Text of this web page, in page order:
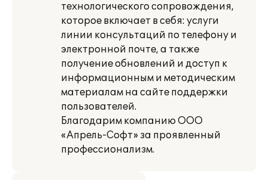
технологического сопровождения,
которое включает в себя: услуги
линии консультаций по телефону и
электронной почте, а также
получение обновлений и доступ к
информационным и методическим
материалам на сайте поддержки
пользователей.
Благодарим компанию ООО
«Апрель-Софт» за проявленный
профессионализм.